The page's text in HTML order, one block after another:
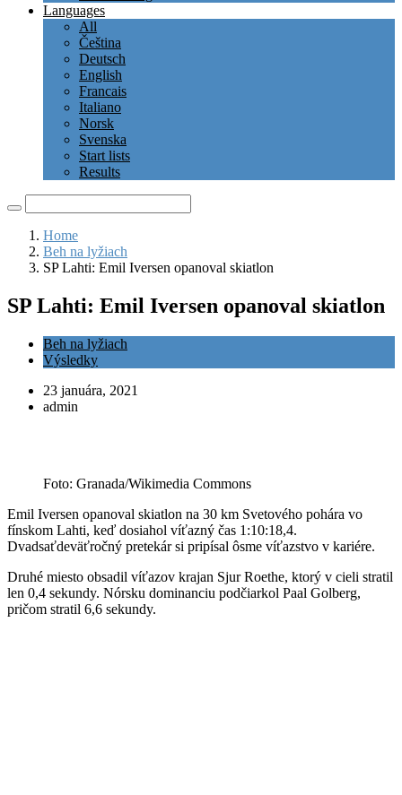
Languages
All
Čeština
Deutsch
English
Francais
Italiano
Norsk
Svenska
Start lists
Results
Home
Beh na lyžiach
SP Lahti: Emil Iversen opanoval skiatlon
SP Lahti: Emil Iversen opanoval skiatlon
Beh na lyžiach
Výsledky
23 januára, 2021
admin
Foto: Granada/Wikimedia Commons
Emil Iversen opanoval skiatlon na 30 km Svetového pohára vo
fínskom Lahti, keď dosiahol víťazný čas 1:10:18,4.
Dvadsaťdeväťročný pretekár si pripísal ôsme víťazstvo v kariére.
Druhé miesto obsadil víťazov krajan Sjur Roethe, ktorý v cieli stratil
len 0,4 sekundy. Nórsku dominanciu podčiarkol Paal Golberg,
pričom stratil 6,6 sekundy.